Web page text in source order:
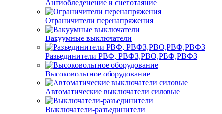
Антиобледенение и снеготаяние
Ограничители перенапряжения
Вакуумные выключатели
Разъединители РВФ, РВФЗ,РВО,РВФ,РВФЗ
Высоковольтное оборудование
Автоматические выключатели cиловые
Выключатели-разъединители